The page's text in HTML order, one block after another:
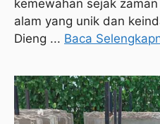
kemewahan sejak
alam yang unik dan
Dieng ... Baca